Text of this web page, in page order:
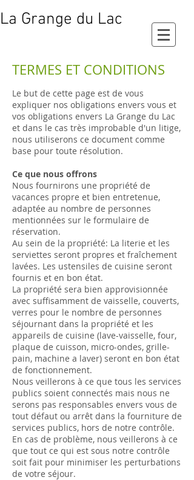
La Grange du Lac
TERMES ET CONDITIONS
Le but de cette page est de vous
expliquer nos obligations envers vous et
vos obligations envers La Grange du Lac
et dans le cas très improbable d'un litige,
nous utiliserons ce document comme
base pour toute résolution.
Ce que nous offrons
Nous fournirons une propriété de
vacances propre et bien entretenue,
adaptée au nombre de personnes
mentionnées sur le formulaire de
réservation.
Au sein de la propriété: La literie et les
serviettes seront propres et fraîchement
lavées. Les ustensiles de cuisine seront
fournis et en bon état.
La propriété sera bien approvisionnée
avec suffisamment de vaisselle, couverts,
verres pour le nombre de personnes
séjournant dans la propriété et les
appareils de cuisine (lave-vaisselle, four,
plaque de cuisson, micro-ondes, grille-
pain, machine a laver) seront en bon état
de fonctionnement.
Nous veillerons à ce que tous les services
publics soient connectés mais nous ne
serons pas responsables envers vous de
tout défaut ou arrêt dans la fourniture de
services publics, hors de notre contrôle.
En cas de problème, nous veillerons à ce
que tout ce qui est sous notre contrôle
soit fait pour minimiser les perturbations
de votre séjour.